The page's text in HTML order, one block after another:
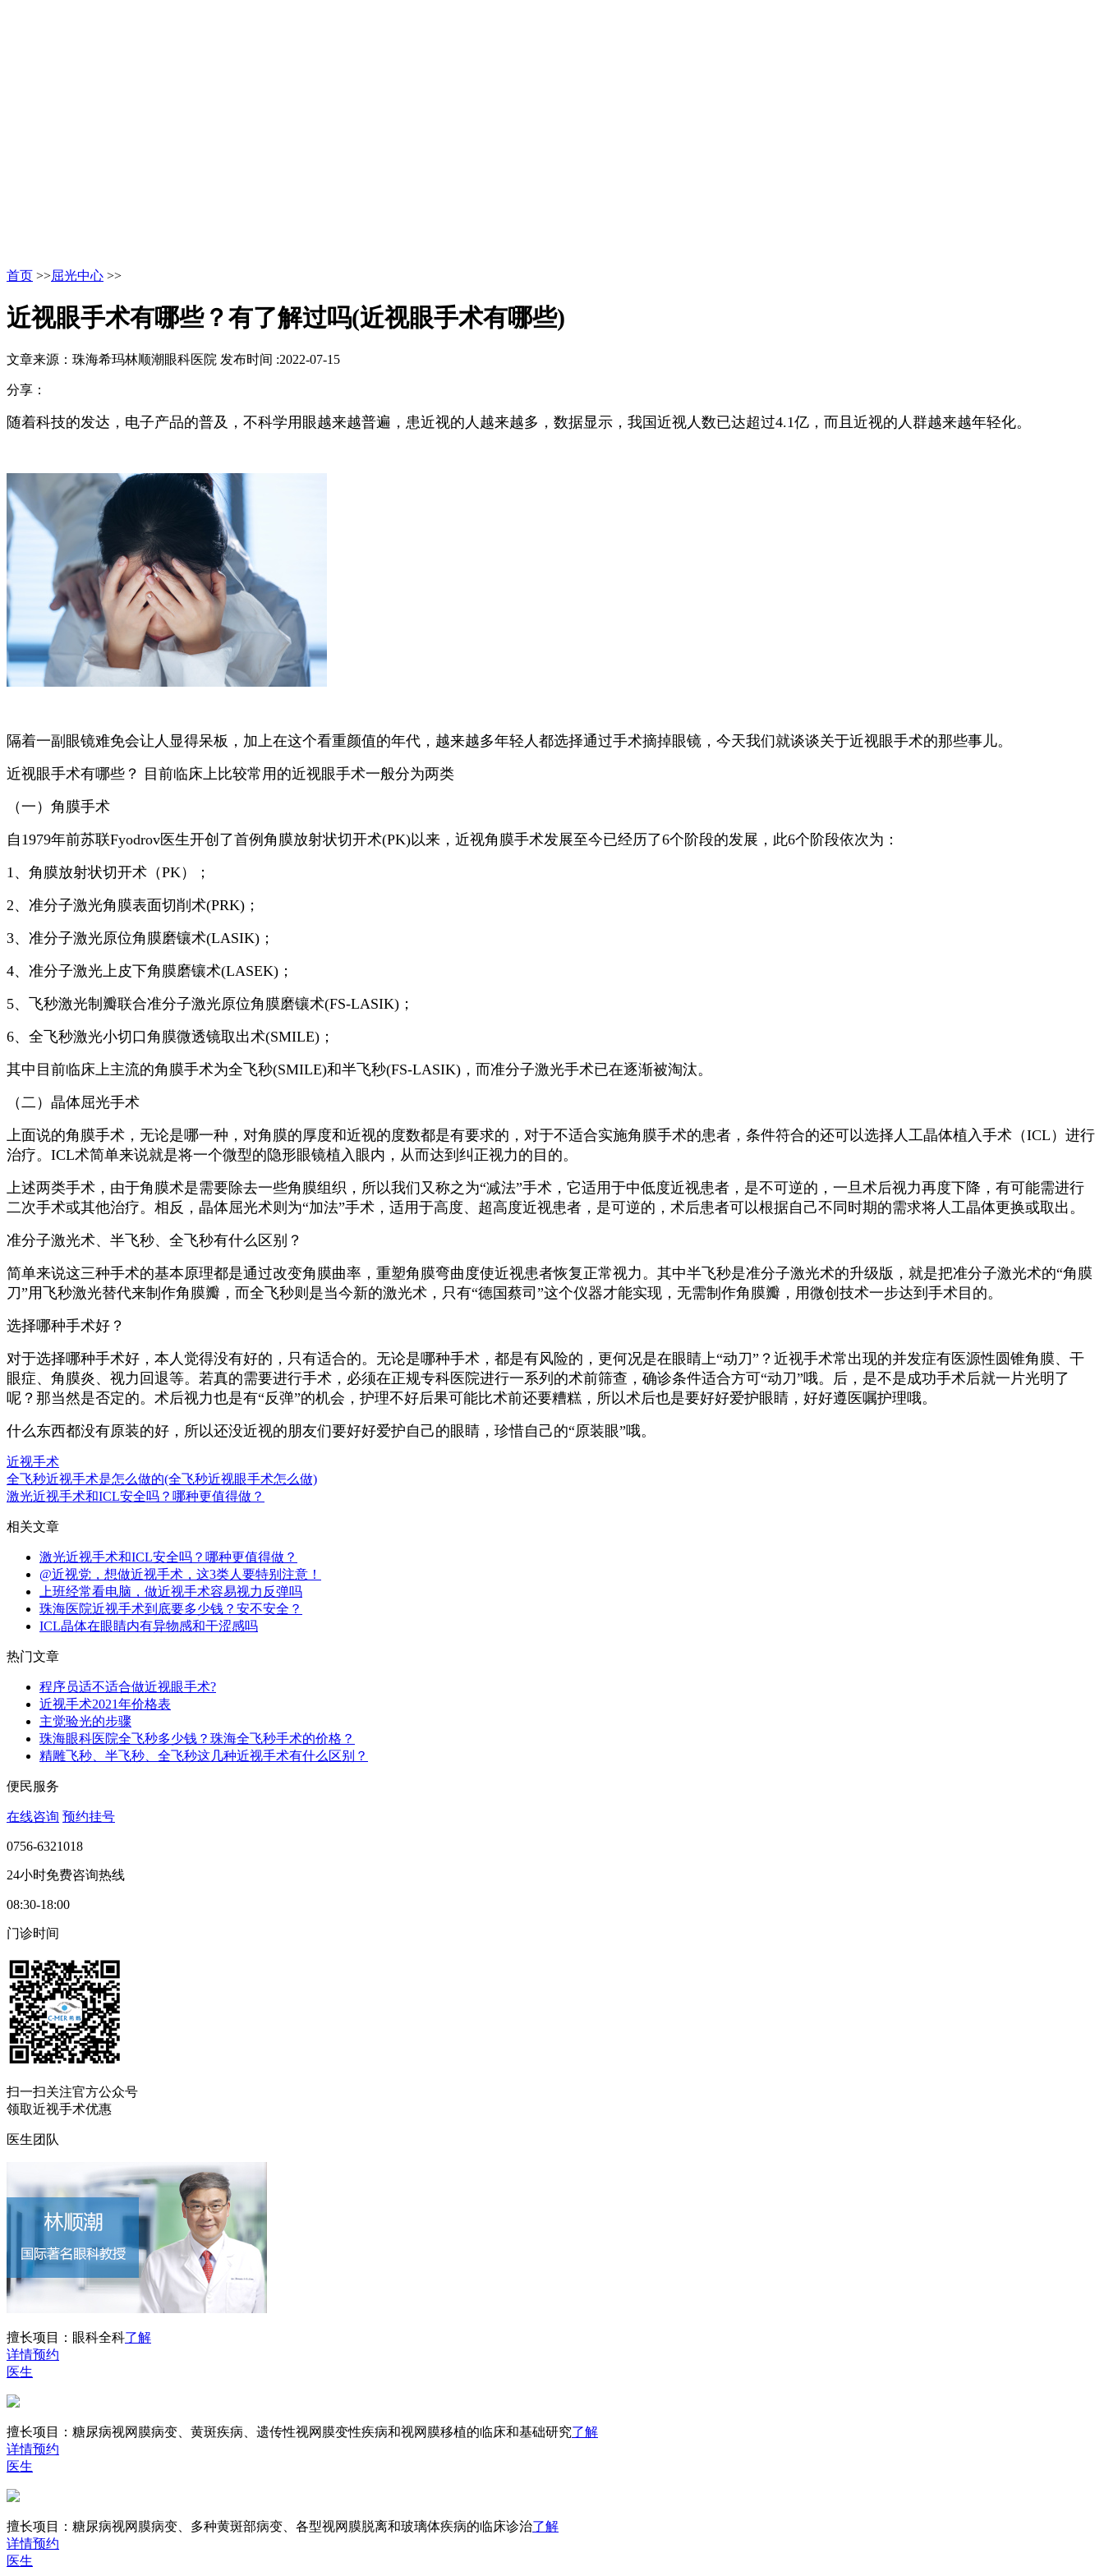
首页 >>屈光中心 >>
近视眼手术有哪些？有了解过吗(近视眼手术有哪些)
文章来源：珠海希玛林顺潮眼科医院 发布时间 :2022-07-15
分享：
随着科技的发达，电子产品的普及，不科学用眼越来越普遍，患近视的人越来越多，数据显示，我国近视人数已达超过4.1亿，而且近视的人群越来越年轻化。
隔着一副眼镜难免会让人显得呆板，加上在这个看重颜值的年代，越来越多年轻人都选择通过手术摘掉眼镜，今天我们就谈谈关于近视眼手术的那些事儿。
近视眼手术有哪些？ 目前临床上比较常用的近视眼手术一般分为两类
（一）角膜手术
自1979年前苏联Fyodrov医生开创了首例角膜放射状切开术(PK)以来，近视角膜手术发展至今已经历了6个阶段的发展，此6个阶段依次为：
1、角膜放射状切开术（PK）；
2、准分子激光角膜表面切削术(PRK)；
3、准分子激光原位角膜磨镶术(LASIK)；
4、准分子激光上皮下角膜磨镶术(LASEK)；
5、飞秒激光制瓣联合准分子激光原位角膜磨镶术(FS-LASIK)；
6、全飞秒激光小切口角膜微透镜取出术(SMILE)；
其中目前临床上主流的角膜手术为全飞秒(SMILE)和半飞秒(FS-LASIK)，而准分子激光手术已在逐渐被淘汰。
（二）晶体屈光手术
上面说的角膜手术，无论是哪一种，对角膜的厚度和近视的度数都是有要求的，对于不适合实施角膜手术的患者，条件符合的还可以选择人工晶体植入手术（ICL）进行
治疗。ICL术简单来说就是将一个微型的隐形眼镜植入眼内，从而达到纠正视力的目的。
上述两类手术，由于角膜术是需要除去一些角膜组织，所以我们又称之为“减法”手术，它适用于中低度近视患者，是不可逆的，一旦术后视力再度下降，有可能需进行
二次手术或其他治疗。相反，晶体屈光术则为“加法”手术，适用于高度、超高度近视患者，是可逆的，术后患者可以根据自己不同时期的需求将人工晶体更换或取出。
准分子激光术、半飞秒、全飞秒有什么区别？
简单来说这三种手术的基本原理都是通过改变角膜曲率，重塑角膜弯曲度使近视患者恢复正常视力。其中半飞秒是准分子激光术的升级版，就是把准分子激光术的“角膜
刀”用飞秒激光替代来制作角膜瓣，而全飞秒则是当今新的激光术，只有“德国蔡司”这个仪器才能实现，无需制作角膜瓣，用微创技术一步达到手术目的。
选择哪种手术好？
对于选择哪种手术好，本人觉得没有好的，只有适合的。无论是哪种手术，都是有风险的，更何况是在眼睛上“动刀”？近视手术常出现的并发症有医源性圆锥角膜、干
眼症、角膜炎、视力回退等。若真的需要进行手术，必须在正规专科医院进行一系列的术前筛查，确诊条件适合方可“动刀”哦。后，是不是成功手术后就一片光明了
呢？那当然是否定的。术后视力也是有“反弹”的机会，护理不好后果可能比术前还要糟糕，所以术后也是要好好爱护眼睛，好好遵医嘱护理哦。
什么东西都没有原装的好，所以还没近视的朋友们要好好爱护自己的眼睛，珍惜自己的“原装眼”哦。
近视手术
全飞秒近视手术是怎么做的(全飞秒近视眼手术怎么做)
激光近视手术和ICL安全吗？哪种更值得做？
相关文章
激光近视手术和ICL安全吗？哪种更值得做？
@近视党，想做近视手术，这3类人要特别注意！
上班经常看电脑，做近视手术容易视力反弹吗
珠海医院近视手术到底要多少钱？安不安全？
ICL晶体在眼睛内有异物感和干涩感吗
热门文章
程序员适不适合做近视眼手术?
近视手术2021年价格表
主觉验光的步骤
珠海眼科医院全飞秒多少钱？珠海全飞秒手术的价格？
精雕飞秒、半飞秒、全飞秒这几种近视手术有什么区别？
便民服务
在线咨询 预约挂号
0756-6321018
24小时免费咨询热线
08:30-18:00
门诊时间
扫一扫关注官方公众号
领取近视手术优惠
医生团队
擅长项目： 眼科全科了解
详情预约
医生
擅长项目： 糖尿病视网膜病变、黄斑疾病、遗传性视网膜变性疾病和视网膜移植的临床和基础研究了解
详情预约
医生
擅长项目： 糖尿病视网膜病变、多种黄斑部病变、各型视网膜脱离和玻璃体疾病的临床诊治了解
详情预约
医生